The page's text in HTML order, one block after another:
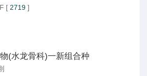
[ 2719 ]
(水龙骨科)一新组合种